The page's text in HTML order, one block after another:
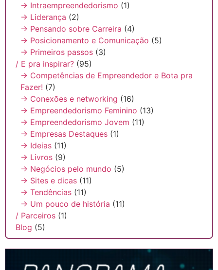
→ Intraempreendedorismo (1)
→ Liderança (2)
→ Pensando sobre Carreira (4)
→ Posicionamento e Comunicação (5)
→ Primeiros passos (3)
/ E pra inspirar? (95)
→ Competências de Empreendedor e Bota pra
Fazer! (7)
→ Conexões e networking (16)
→ Empreendedorismo Feminino (13)
→ Empreendedorismo Jovem (11)
→ Empresas Destaques (1)
→ Ideias (11)
→ Livros (9)
→ Negócios pelo mundo (5)
→ Sites e dicas (11)
→ Tendências (11)
→ Um pouco de história (11)
/ Parceiros (1)
Blog (5)